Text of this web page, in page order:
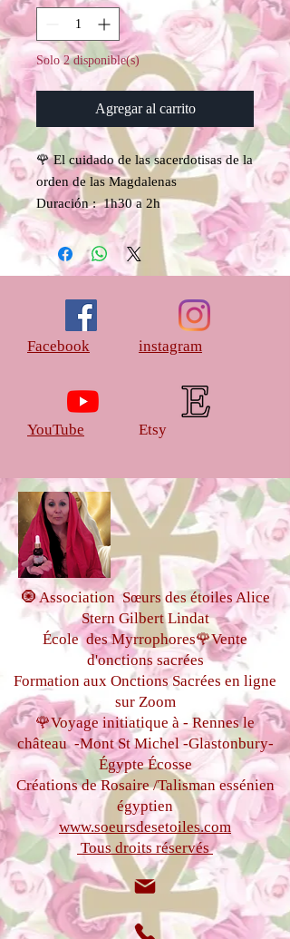
Solo 2 disponible(s)
Agregar al carrito
🌹 El cuidado de las sacerdotisas de la
orden de las Magdalenas
Duración : 1h30 a 2h
Preparo unciones a base de rosas para
ti que permiten la activación por
geometría sagrada en el templo
rosas para ingerir a modo de tisana
para trabajar con las frecuencias de la
rosa.
trabaja con el corazón de la rosa
acompañado de los 7 cálices de cristal
y las 7 rosas que nos permiten trabajar
7 esferas.
Solo ofrezco 3 tratamientos al mes
Trato que solo se hace de forma
presencial en Port ariane
(listones)
Facebook
YouTube
instagram
Etsy
🧿 Association Sœurs des étoiles Alice
Stern Gilbert Lindat
École des Myrrophores🌹Vente
d'onctions sacrées
Formation aux Onctions Sacrées en ligne
sur Zoom
🌹Voyage initiatique à - Rennes le
château-Mont St Michel -Glastonbury-
ÉgypteÉcosse
Créations de Rosaire /Talisman essénien
égyptien
www.soeursdesetoiles.com
Tous droits réservés